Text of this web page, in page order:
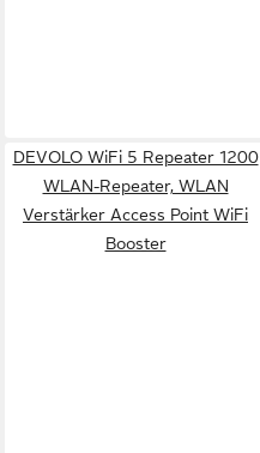
DEVOLO WiFi 5 Repeater 1200
WLAN-Repeater, WLAN
Verstärker Access Point WiFi
Booster